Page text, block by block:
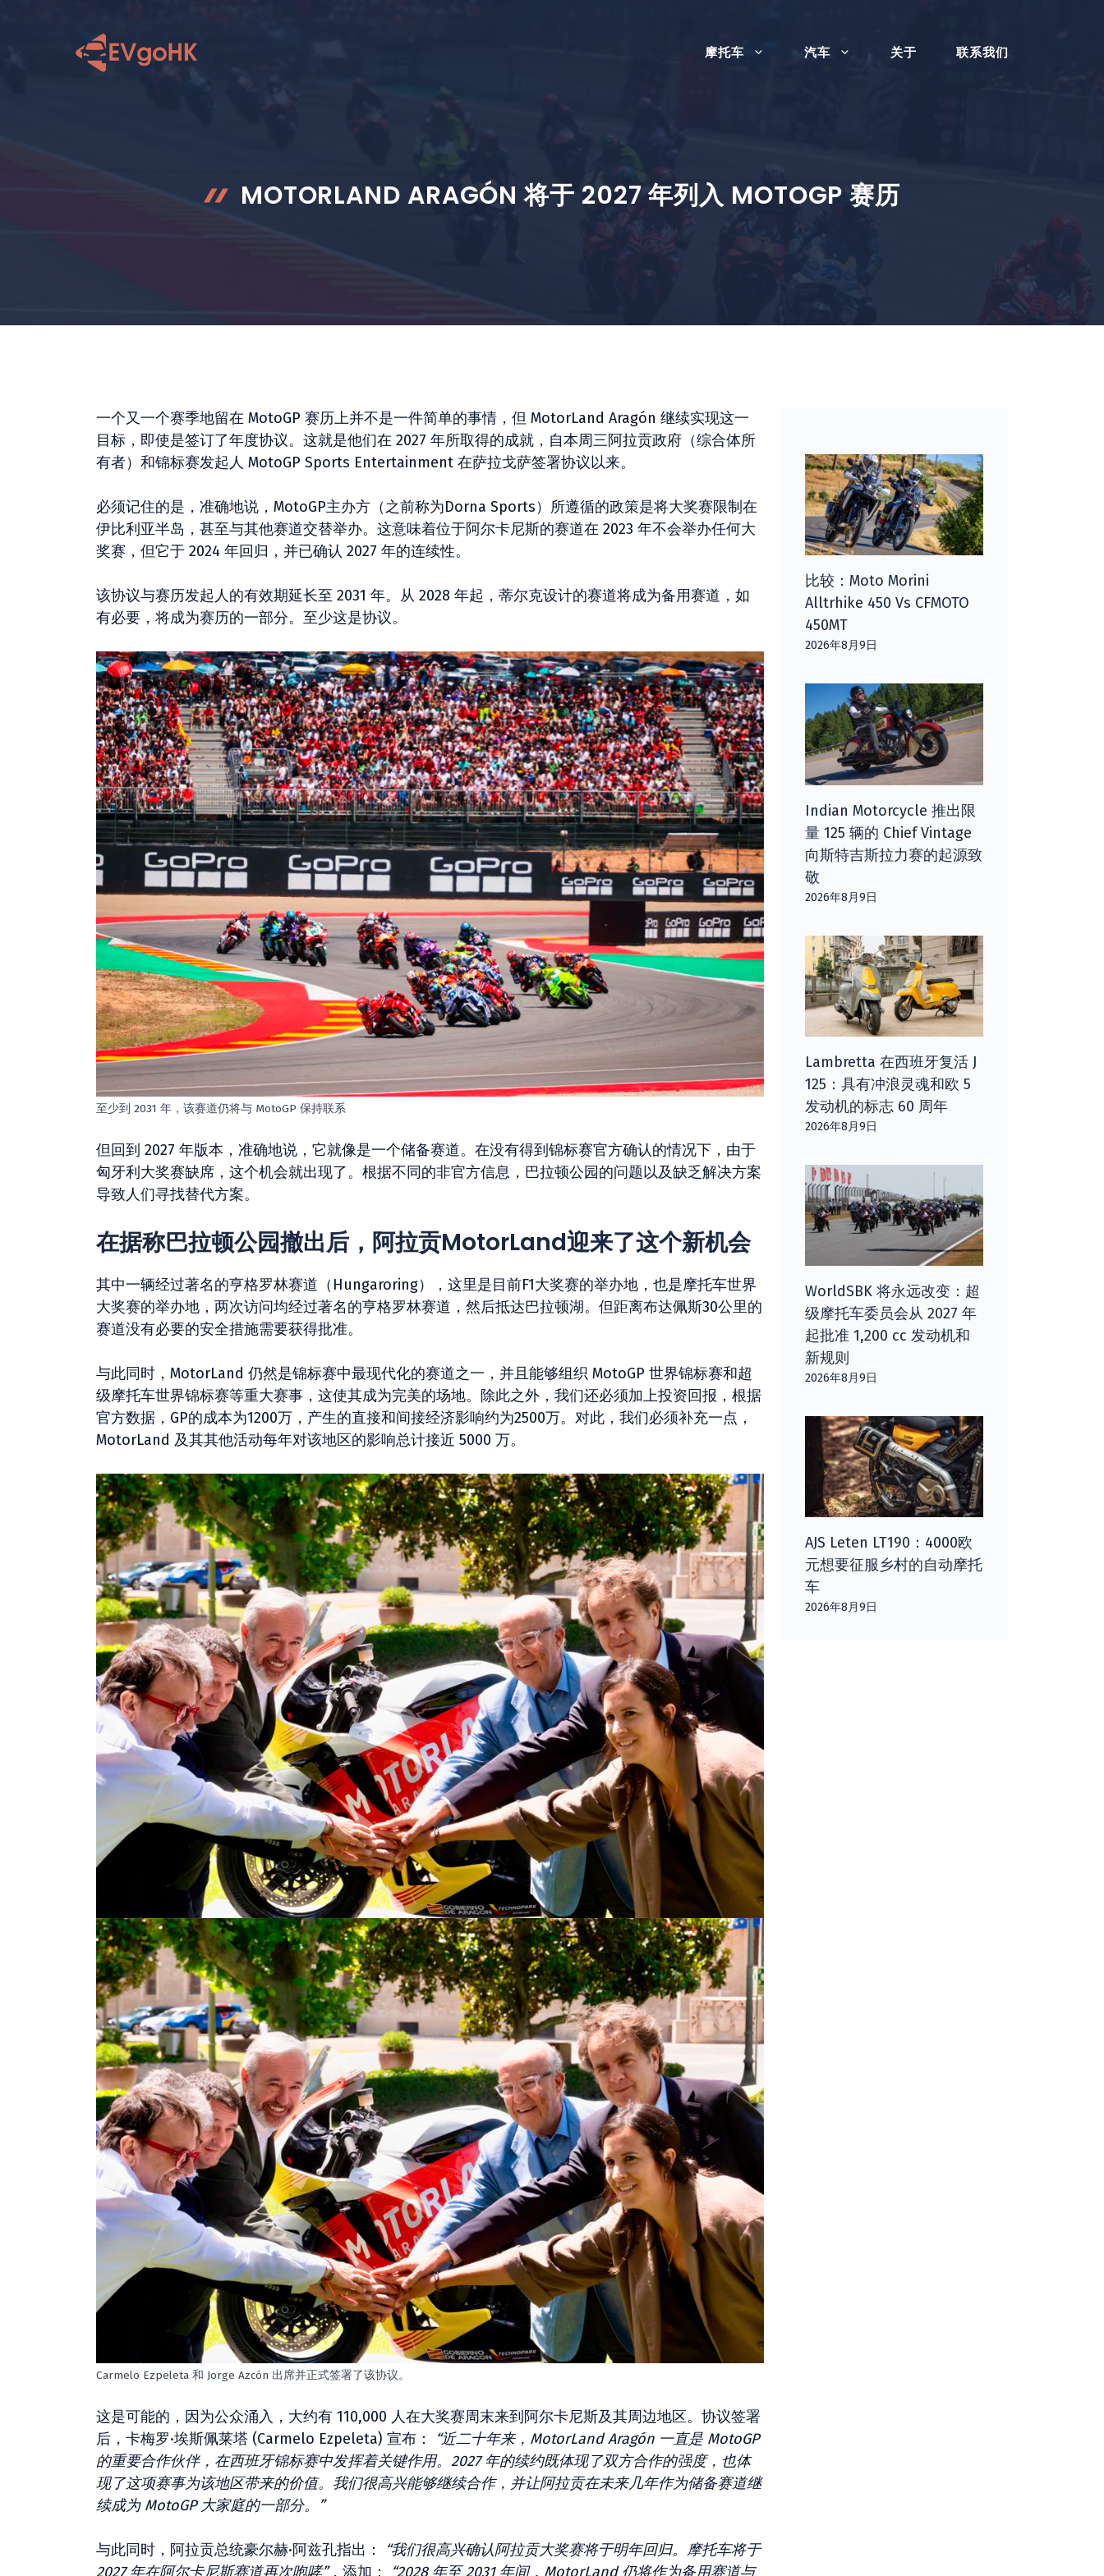
摩托车 汽车 关于 联系我们
MOTORLAND ARAGÓN 将于 2027 年列入 MOTOGP 赛历
一个又一个赛季地留在 MotoGP 赛历上并不是一件简单的事情，但 MotorLand Aragón 继续实现这一
目标，即使是签订了年度协议。这就是他们在 2027 年所取得的成就，自本周三阿拉贡政府（综合体所
有者）和锦标赛发起人 MotoGP Sports Entertainment 在萨拉戈萨签署协议以来。
必须记住的是，准确地说，MotoGP主办方（之前称为Dorna Sports）所遵循的政策是将大奖赛限制在
伊比利亚半岛，甚至与其他赛道交替举办。这意味着位于阿尔卡尼斯的赛道在 2023 年不会举办任何大
奖赛，但它于 2024 年回归，并已确认 2027 年的连续性。
该协议与赛历发起人的有效期延长至 2031 年。从 2028 年起，蒂尔克设计的赛道将成为备用赛道，如
有必要，将成为赛历的一部分。至少这是协议。
至少到 2031 年，该赛道仍将与 MotoGP 保持联系
但回到 2027 年版本，准确地说，它就像是一个储备赛道。在没有得到锦标赛官方确认的情况下，由于
匈牙利大奖赛缺席，这个机会就出现了。根据不同的非官方信息，巴拉顿公园的问题以及缺乏解决方案
导致人们寻找替代方案。
在据称巴拉顿公园撤出后，阿拉贡MotorLand迎来了这个新机会
其中一辆经过著名的亨格罗林赛道（Hungaroring），这里是目前F1大奖赛的举办地，也是摩托车世界
大奖赛的举办地，两次访问均经过著名的亨格罗林赛道，然后抵达巴拉顿湖。但距离布达佩斯30公里的
赛道没有必要的安全措施需要获得批准。
与此同时，MotorLand 仍然是锦标赛中最现代化的赛道之一，并且能够组织 MotoGP 世界锦标赛和超
级摩托车世界锦标赛等重大赛事，​​这使其成为完美的场地。除此之外，我们还必须加上投资回报，根据
官方数据，GP的成本为1200万，产生的直接和间接经济影响约为2500万。对此，我们必须补充一点，
MotorLand 及其其他活动每年对该地区的影响总计接近 5000 万。
Carmelo Ezpeleta 和 Jorge Azcón 出席并正式签署了该协议。
这是可能的，因为公众涌入，大约有 110,000 人在大奖赛周末来到阿尔卡尼斯及其周边地区。协议签署
后，卡梅罗·埃斯佩莱塔 (Carmelo Ezpeleta) 宣布：
“近二十年来，MotorLand Aragón 一直是 MotoGP
的重要合作伙伴，在西班牙锦标赛中发挥着关键作用。2027 年的续约既体现了双方合作的强度，也体
现了这项赛事为该地区带来的价值。我们很高兴能够继续合作，并让阿拉贡在未来几年作为储备赛道继
续成为 MotoGP 大家庭的一部分。”
与此同时，阿拉贡总统豪尔赫·阿兹孔指出：
“我们很高兴确认阿拉贡大奖赛将于明年回归。摩托车将于
2027 年在阿尔卡尼斯赛道再次咆哮”，添加： “2028 年至 2031 年间，MotorLand 仍将作为备用赛道与
比较：Moto Morini
Alltrhike 450 Vs CFMOTO
450MT
2026年8月9日
Indian Motorcycle 推出限
量 125 辆的 Chief Vintage
向斯特吉斯拉力赛的起源致
敬
2026年8月9日
Lambretta 在西班牙复活 J
125：具有冲浪灵魂和欧 5
发动机的标志 60 周年
2026年8月9日
WorldSBK 将永远改变：超
级摩托车委员会从 2027 年
起批准 1,200 cc 发动机和
新规则
2026年8月9日
AJS Leten LT190：4000欧
元想要征服乡村的自动摩托
车
2026年8月9日